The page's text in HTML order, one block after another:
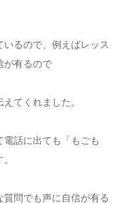
るので、例えばレッス
が有るので
てくれました。
話に出ても「もごも
問でも声に自信が有る